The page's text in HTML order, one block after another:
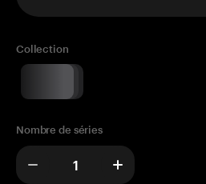
Collection
Nombre de séries